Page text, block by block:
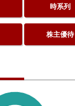
時系列
株主優待